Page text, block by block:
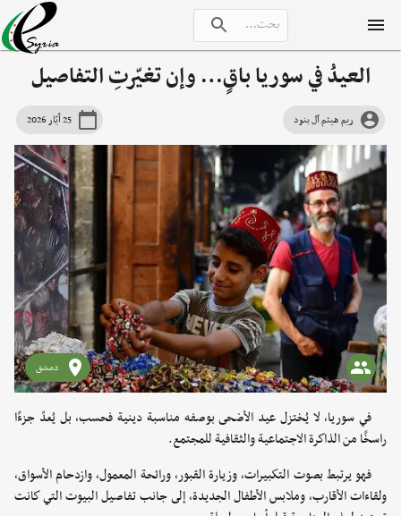
العيدُ في سوريا باقٍ… وإن تغيّرتِ التفاصيل
ريم هيثم آل بنود 25 أيّار 2026
دمشق
في سوريا، لا يُختزل عيد الأضحى بوصفه مناسبة دينية فحسب، بل يُعدّ جزءًا
راسخًا من الذاكرة الاجتماعية والثقافية للمجتمع.
فهو يرتبط بصوت التكبيرات، وزيارة القبور، ورائحة المعمول، وازدحام الأسواق،
ولقاءات الأقارب، وملابس الأطفال الجديدة، إلى جانب تفاصيل البيوت التي كانت